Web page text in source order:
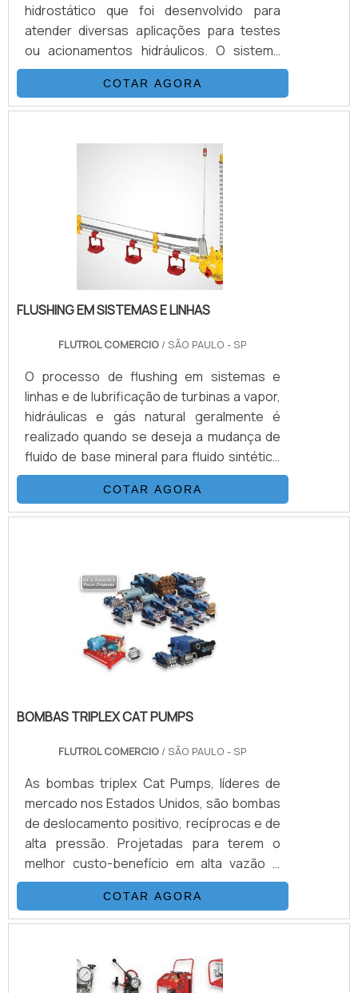
hidrostático que foi desenvolvido para
atender diversas aplicações para testes
ou acionamentos hidráulicos. O sistema
dos equipamentos de teste é composto
basicamente por uma bomba
hidropneumática da Haskel, kit de
válvulas, skid tubular de carbono ou inox e
tanque inox.A vantagem de obter os
equipamentos de teste pressão é o seu
acionamento elétrico convencional, esse
tipo de aparelh.
COTAR AGORA
FLUSHING EM SISTEMAS E LINHAS
FLUTROL COMERCIO / SÃO PAULO - SP
O processo de flushing em sistemas e
linhas e de lubrificação de turbinas a vapor,
hidráulicas e gás natural geralmente é
realizado quando se deseja a mudança de
fluido de base mineral para fluido sintético
ou entre fluidos minerais ou sintéticos de
diferentes fornecedores. Mão de obra
especializada de acordo com a norma NAS-
outros.DETALHES BÁSICOS SOBRE O
PRODUTOO serviço é importante para
diversos setores, como por.
COTAR AGORA
BOMBAS TRIPLEX CAT PUMPS
FLUTROL COMERCIO / SÃO PAULO - SP
As bombas triplex Cat Pumps, líderes de
mercado nos Estados Unidos, são bombas
de deslocamento positivo, recíprocas e de
alta pressão. Projetadas para terem o
melhor custo-benefício em alta vazão e
baixa pulsação, são construídas com
materiais de altíssima qualidade, produzidas
sob baixa tolerância, totalmente testadas,
principal característica altas vazões, até 54
L/min e pressões até 7.000 psi.As Bombas
COTAR AGORA